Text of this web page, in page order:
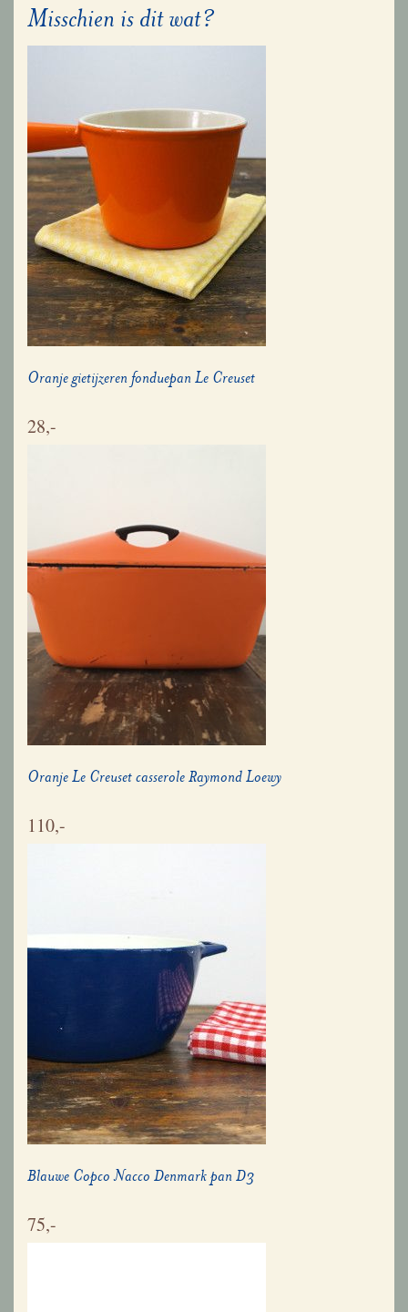
Misschien is dit wat?
Oranje gietijzeren fonduepan Le Creuset
28,-
Oranje Le Creuset casserole Raymond Loewy
110,-
Blauwe Copco Nacco Denmark pan D3
75,-